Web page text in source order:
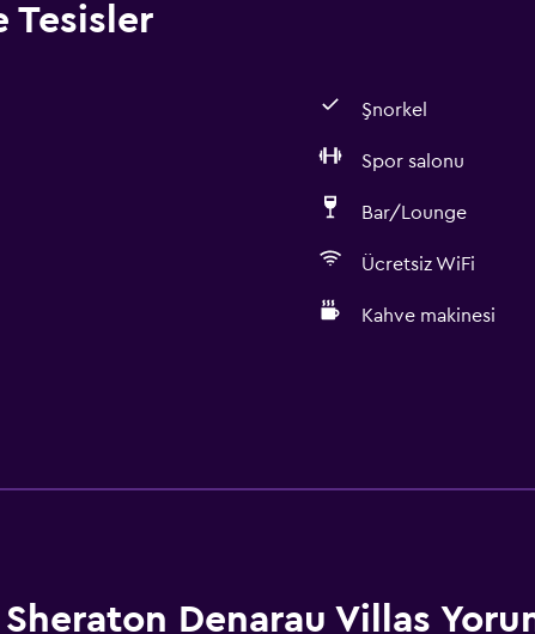
Tesisler
Şnorkel
Spor salonu
Bar/Lounge
Ücretsiz WiFi
Kahve makinesi
Sheraton Denarau Villas